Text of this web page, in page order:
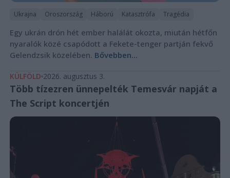
Ukrajna Oroszország Háború Katasztrófa Tragédia
Egy ukrán drón hét ember halálát okozta, miután hétfőn
nyaralók közé csapódott a Fekete-tenger partján fekvő
Gelendzsik közelében. Bővebben...
KÜLFÖLD 2026. augusztus 3.
Több tízezren ünnepelték Temesvár napját a
The Script koncertjén